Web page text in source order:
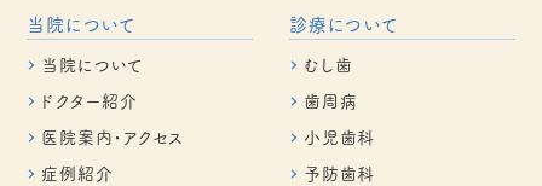
当院について
当院について
ドクター紹介
医院案内・アクセス
症例紹介
診療について
むし歯
歯周病
小児歯科
予防歯科